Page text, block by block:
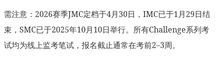
需注意：2026赛季JMC定档于4月30日，IMC已于1月29日结
束，SMC已于2025年10月10日举行。所有Challenge系列考
试均为线上监考笔试，报名截止通常在考前2–3周。